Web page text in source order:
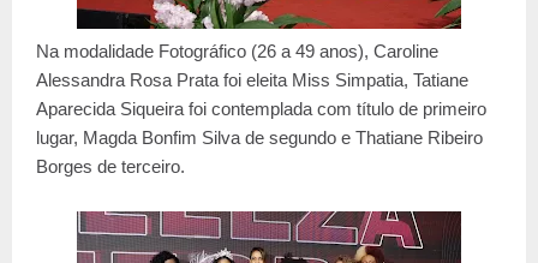
Na modalidade Fotográfico (26 a 49 anos), Caroline
Alessandra Rosa Prata foi eleita Miss Simpatia, Tatiane
Aparecida Siqueira foi contemplada com título de primeiro
lugar, Magda Bonfim Silva de segundo e Thatiane Ribeiro
Borges de terceiro.